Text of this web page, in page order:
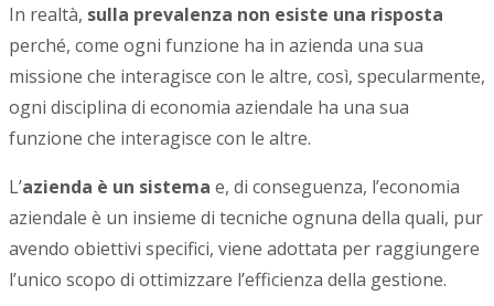
In realtà, sulla prevalenza non esiste una risposta
perché, come ogni funzione ha in azienda una sua
missione che interagisce con le altre, così, specularmente,
ogni disciplina di economia aziendale ha una sua
funzione che interagisce con le altre.
L’azienda è un sistema e, di conseguenza, l’economia
aziendale è un insieme di tecniche ognuna della quali, pur
avendo obiettivi specifici, viene adottata per raggiungere
l’unico scopo di ottimizzare l’efficienza della gestione.